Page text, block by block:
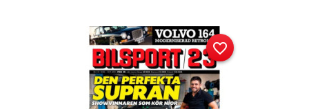
favorite_border